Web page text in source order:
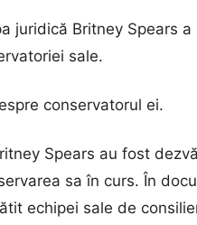
juridică Britney Spears a
sale.
conservatorul ei.
Spears au fost
sa în curs. În
echipei sale de